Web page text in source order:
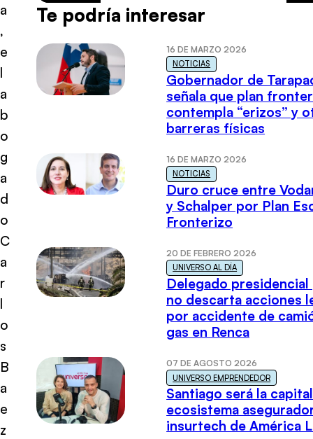
a
,
e
l
a
b
o
g
a
d
o
C
a
r
l
o
s
B
a
e
z
Te podría interesar
16 DE MARZO 2026
NOTICIAS
Gobernador de
señala que plan
contempla “erizos” y
barreras físicas
16 DE MARZO 2026
NOTICIAS
Duro cruce entre
y Schalper por Plan
Fronterizo
20 DE FEBRERO 2026
UNIVERSO AL DÍA
Delegado presidencial
no descarta acciones
por accidente de
gas en Renca
07 DE AGOSTO 2026
UNIVERSO EMPRENDEDOR
Santiago será la
ecosistema
insurtech de América